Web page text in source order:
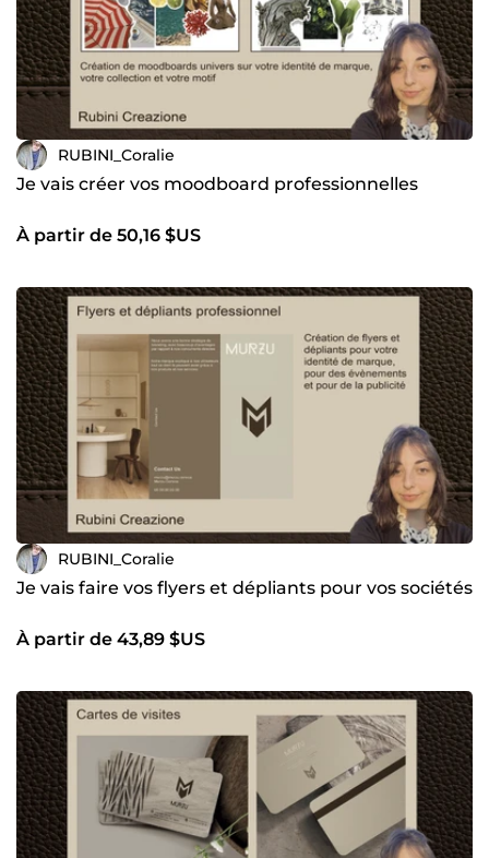
RUBINI_Coralie
Je vais créer vos moodboard professionnelles
À partir de 50,16 $US
RUBINI_Coralie
Je vais faire vos flyers et dépliants pour vos sociétés
À partir de 43,89 $US